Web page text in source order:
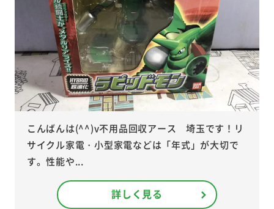
こんばんは(^^)v不用品回収アース 埼玉です！リ
サイクル家電・小型家電などは「年式」が大切で
す。性能や...
詳しく見る